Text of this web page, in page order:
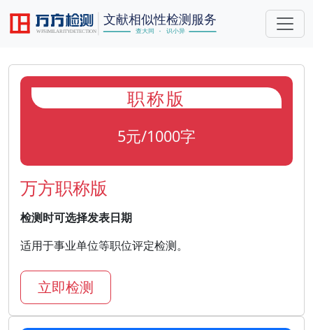
职称版
5元/1000字
万方职称版
检测时可选择发表日期
适用于事业单位等职位评定检测。
立即检测